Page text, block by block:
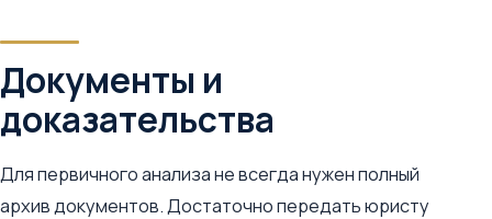
Документы и
доказательства
Для первичного анализа не всегда нужен полный
архив документов. Достаточно передать юристу